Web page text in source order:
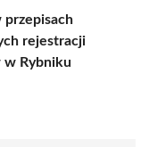
przepisach
rejestracji
w Rybniku